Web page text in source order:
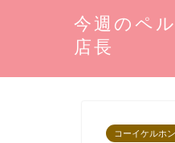
今週のペ
店長
コーイケルホ